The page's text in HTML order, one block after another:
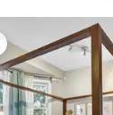
z kategorii